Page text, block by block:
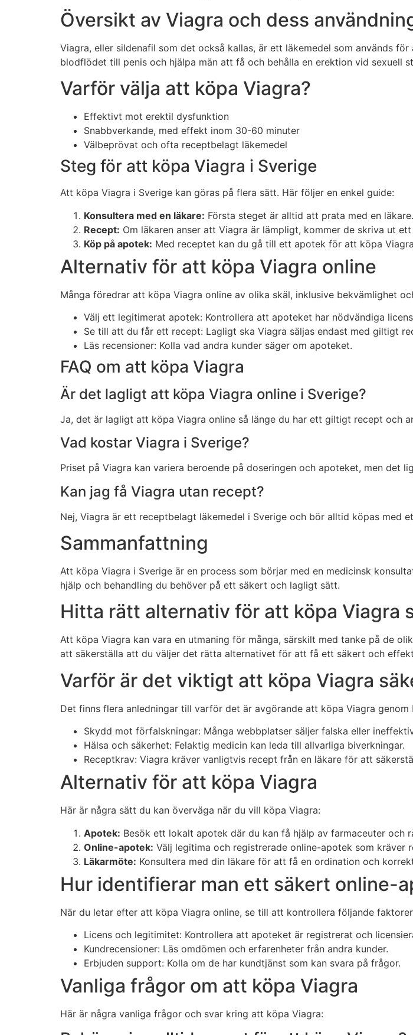
Översikt av Viagra och dess
Viagra, eller sildenafil som det också kallas, är ett läkemedel som används
blodflödet till penis och hjälpa män att få och behålla en erektion vid sexuell
Varför välja att köpa Viagra?
Effektivt mot erektil dysfunktion
Snabbverkande, med effekt inom 30-60 minuter
Välbeprövat och ofta receptbelagt läkemedel
Steg för att köpa Viagra i Sverige
Att köpa Viagra i Sverige kan göras på flera sätt. Här följer en enkel guide:
Konsultera med en läkare: Första steget är alltid att prata med en
Recept: Om läkaren anser att Viagra är lämpligt, kommer de skriva ut
Köp på apotek: Med receptet kan du gå till ett apotek för att köpa
Alternativ för att köpa Viagra online
Många föredrar att köpa Viagra online av olika skäl, inklusive bekvämlighet
Välj ett legitimerat apotek: Kontrollera att apoteket har nödvändiga
Se till att du får ett recept: Lagligt ska Viagra säljas endast med giltigt
Läs recensioner: Kolla vad andra kunder säger om apoteket.
FAQ om att köpa Viagra
Är det lagligt att köpa Viagra online i Sverige?
Ja, det är lagligt att köpa Viagra online så länge du har ett giltigt recept och
Vad kostar Viagra i Sverige?
Priset på Viagra kan variera beroende på doseringen och apoteket, men det
Kan jag få Viagra utan recept?
Nej, Viagra är ett receptbelagt läkemedel i Sverige och bör alltid köpas med
Sammanfattning
Att köpa Viagra i Sverige är en process som börjar med en medicinsk
hjälp och behandling du behöver på ett säkert och lagligt sätt.
Hitta rätt alternativ för att köpa Viagra
Att köpa Viagra kan vara en utmaning för många, särskilt med tanke på de
att säkerställa att du väljer det rätta alternativet för att få ett säkert och
Varför är det viktigt att köpa Viagra
Det finns flera anledningar till varför det är avgörande att köpa Viagra genom
Skydd mot förfalskningar: Många webbplatser säljer falska eller
Hälsa och säkerhet: Felaktig medicin kan leda till allvarliga biverkningar.
Receptkrav: Viagra kräver vanligtvis recept från en läkare för att
Alternativ för att köpa Viagra
Här är några sätt du kan överväga när du vill köpa Viagra:
Apotek: Besök ett lokalt apotek där du kan få hjälp av farmaceuter och
Online-apotek: Välj legitima och registrerade online-apotek som kräver
Läkarmöte: Konsultera med din läkare för att få en ordination och
Hur identifierar man ett säkert online-
När du letar efter att köpa Viagra online, se till att kontrollera följande
Licens och legitimitet: Kontrollera att apoteket är registrerat och
Kundrecensioner: Läs omdömen och erfarenheter från andra kunder.
Erbjuden support: Kolla om de har kundtjänst som kan svara på frågor.
Vanliga frågor om att köpa Viagra
Här är några vanliga frågor och svar kring att köpa Viagra: